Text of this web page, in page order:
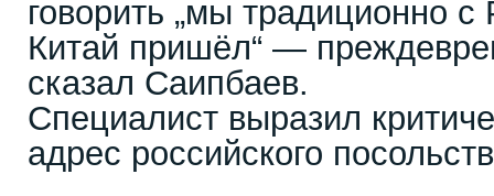
говорить „мы традиционно с
Китай пришёл“ —
сказал Саипбаев.
Специалист выразил
адрес российского